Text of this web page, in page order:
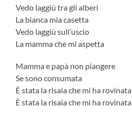
Vedo laggiù tra gli alberi
La bianca mia casetta
Vedo laggiù sull’uscio
La mamma che mi aspetta
Mamma e papà non piangere
Se sono consumata
È stata la risaia che mi ha rovinata
È stata la risaia che mi ha rovinata